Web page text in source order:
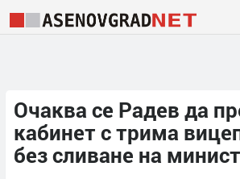
Очаква се Радев да
кабинет с трима
без сливане на